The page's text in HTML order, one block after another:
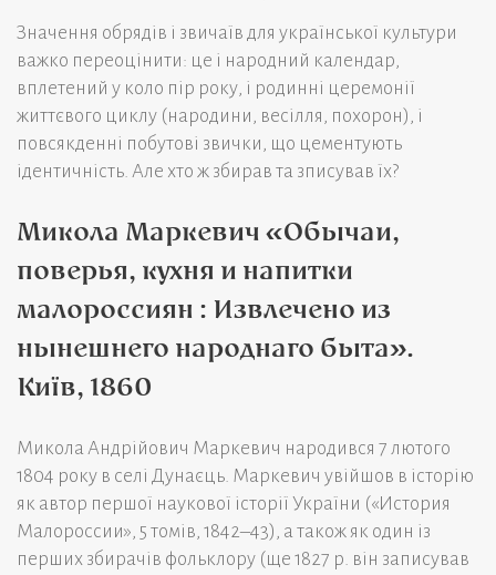
Значення обрядів і звичаїв для української культури
важко переоцінити: це і народний календар,
вплетений у коло пір року, і родинні церемонії
життєвого циклу (народини, весілля, похорон), і
повсякденні побутові звички, що цементують
ідентичність. Але хто ж збирав та зписував їх?
Микола Маркевич «Обычаи,
поверья, кухня и напитки
малороссиян : Извлечено из
нынешнего народнаго быта».
Київ, 1860
Микола Андрійович Маркевич народився 7 лютого
1804 року в селі Дунаєць. Маркевич увійшов в історію
як автор першої наукової історії України («История
Малороссии», 5 томів, 1842–43), а також як один із
перших збирачів фольклору (ще 1827 р. він записував